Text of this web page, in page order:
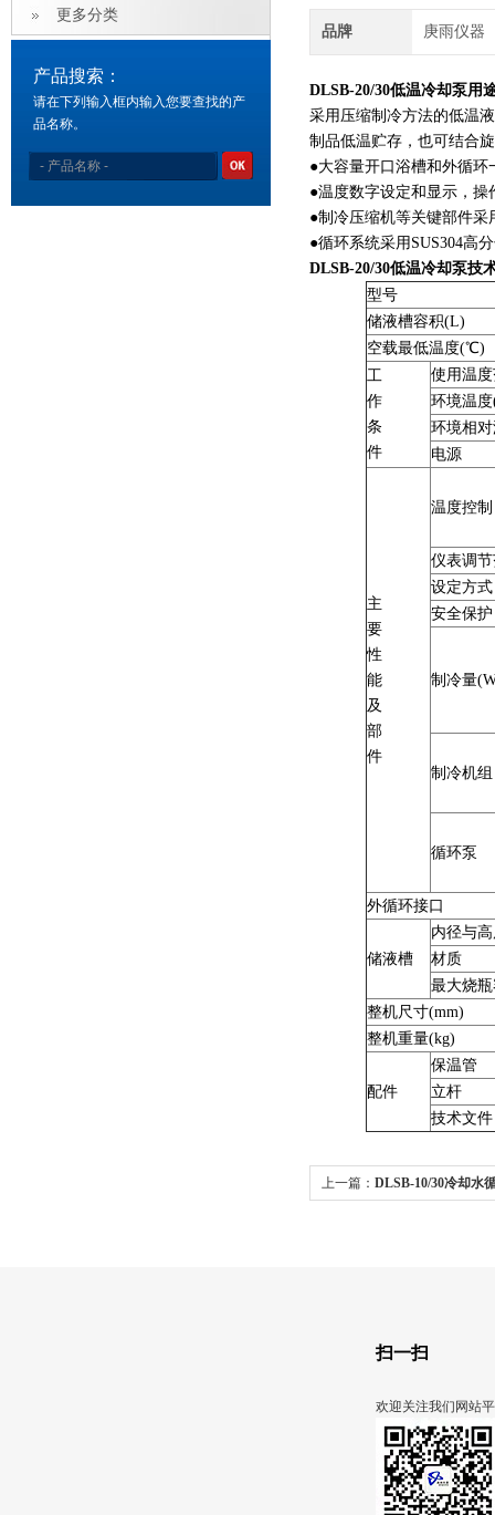
更多分类
产品搜索：
请在下列输入框内输入您要查找的产
品名称。
品牌 庚雨仪器
DLSB-20/30低温冷却泵用
采用压缩制冷方法的低温
制品低温贮存，也可结合
●大容量开口浴槽和外循
●温度数字设定和显示，操
●制冷压缩机等关键部件
●循环系统采用SUS304高
DLSB-20/30低温冷却泵技
型号
储液槽容积(L)
空载最低温度(℃)
工
作
条
件
使用温
环境温
环境相
电源
主
要
性
能
及
部
件
温度控制
仪表调
设定方式
安全保护
制冷量
制冷机组
循环泵
外循环接口
储液槽
内径与
材质
最大烧
整机尺寸(mm)
整机重量(kg)
配件
保温管
立杆
技术文件
上一篇： DLSB-10/30冷却水
扫一扫
欢迎关注我们网站